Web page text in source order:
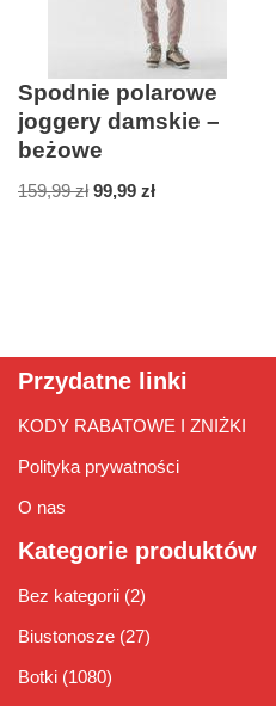
Spodnie polarowe
joggery damskie –
beżowe
159,99zł 99,99 zł
Przydatne linki
KODY RABATOWE I ZNIŻKI
Polityka prywatności
O nas
Kategorie produktów
Bez kategorii (2)
Biustonosze (27)
Botki (1080)